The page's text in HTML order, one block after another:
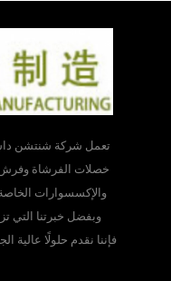
تعمل شركة شنتشن
خصلات الفرشاة وفرش
والإكسسوارات الخاصة
فإننا نقدم حلولًا عالية